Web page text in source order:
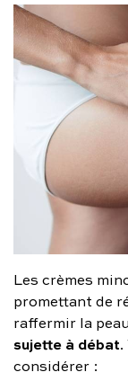
Les crèmes
promettant de
raffermir la
sujette à débat
considérer :